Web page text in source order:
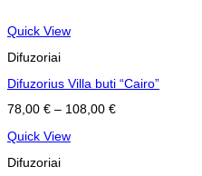
Quick View
Difuzoriai
Difuzorius Villa buti “Cairo”
78,00 € – 108,00 €
Quick View
Difuzoriai